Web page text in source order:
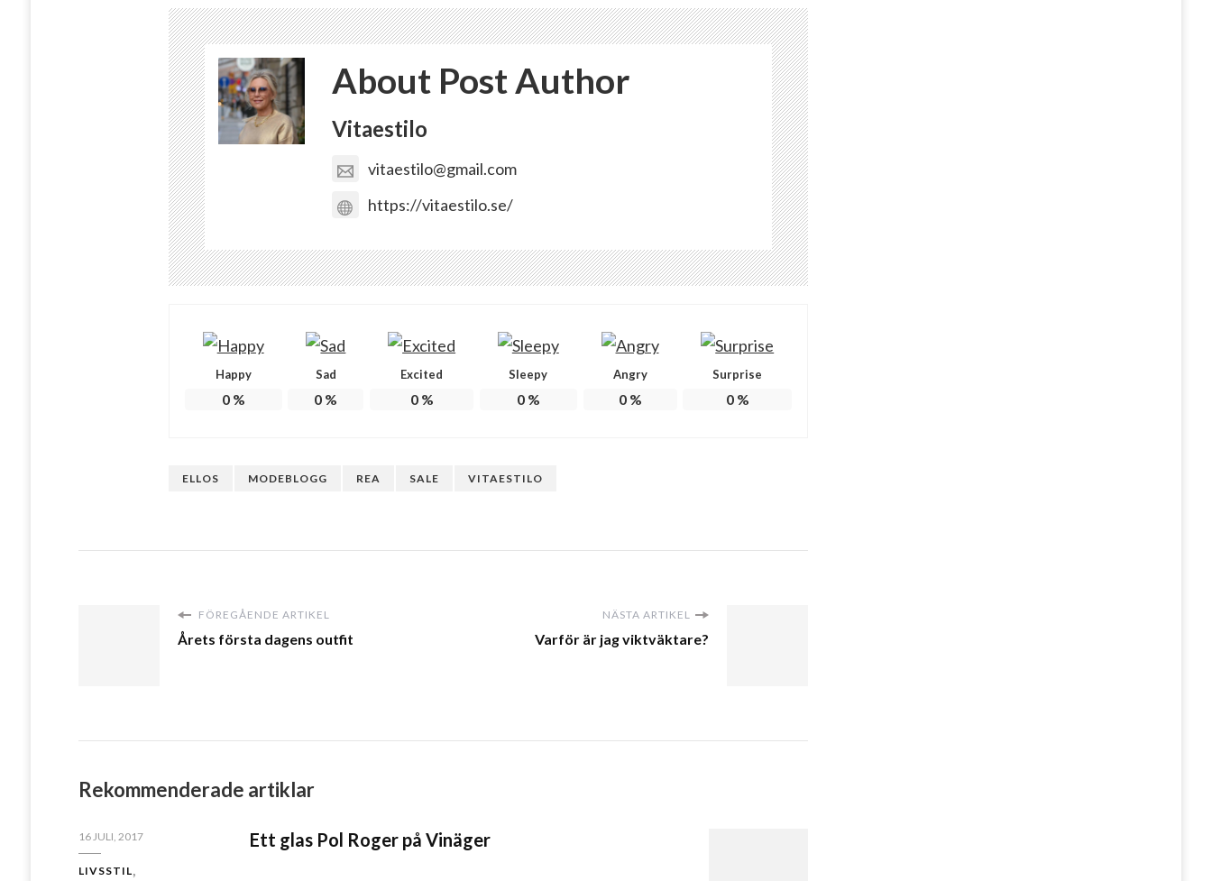
About Post Author
Vitaestilo
vitaestilo@gmail.com
https://vitaestilo.se/
Happy
0%
Sad
0 %
Excited
0%
Sleepy
0%
Angry
0%
Surprise
0%
ELLOS MODEBLOGG REA SALE VITAESTILO
FÖREGÅENDE ARTIKEL
Årets första dagens outfit
NÄSTA ARTIKEL
Varför är jag viktväktare?
Rekommenderade artiklar
16 JULI, 2017
LIVSSTIL
Ett glas Pol Roger på Vinäger